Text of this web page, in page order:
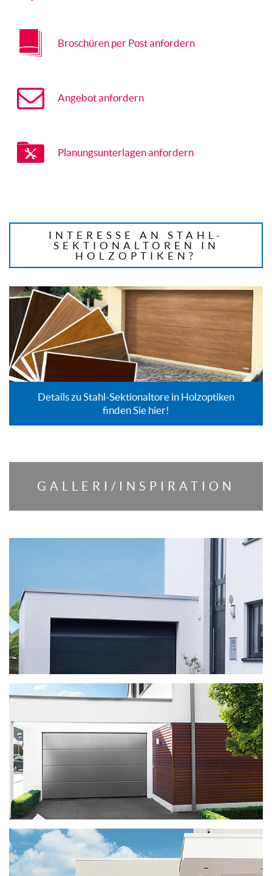
Broschüren per Post anfordern
Angebot anfordern
Planungsunterlagen anfordern
INTERESSE AN STAHL-
SEKTIONALTOREN IN
HOLZOPTIKEN?
Details zu Stahl-Sektionaltore in Holzoptiken
finden Sie hier!
GALLERI/INSPIRATION